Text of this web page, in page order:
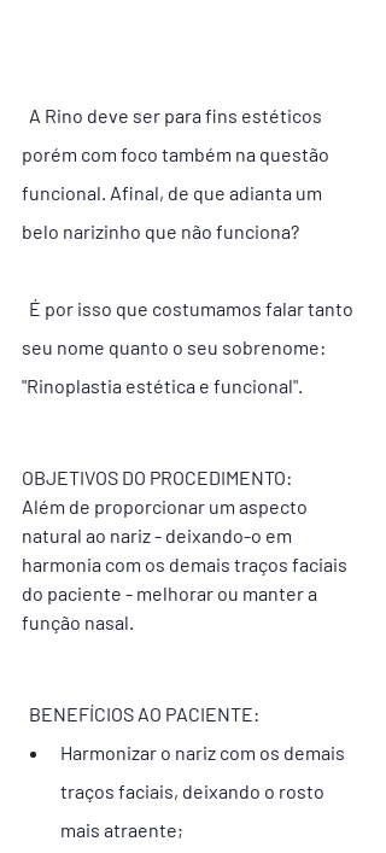
porém com foco também na questão
funcional. Afinal, de que adianta um
belo narizinho que não funciona?
seu nome quanto o seu sobrenome:
"Rinoplastia estética e funcional".
OBJETIVOS DO PROCEDIMENTO:
Além de proporcionar um aspecto
natural ao nariz - deixando-o em
harmonia com os demais traços faciais
do paciente - melhorar ou manter a
função nasal.
  BENEFÍCIOS AO PACIENTE:
Harmonizar o nariz com os demais
traços faciais, deixando o rosto
mais atraente;